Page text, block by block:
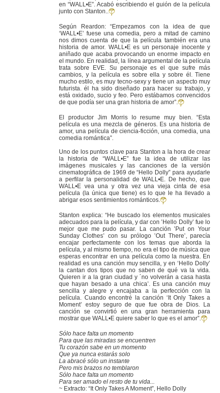
en “WALL•E”. Acabó escribiendo el guión de la película
junto con Stanton..
Según Reardon: “Empezamos con la idea de que
‘WALL•E’ fuese una comedia, pero a mitad de camino
nos dimos cuenta de que la película también era una
historia de amor. WALL•E es un personaje inocente y
aniñado que acaba provocando un enorme impacto en
el mundo. En realidad, la línea argumental de la película
trata sobre EVE. Su personaje es el que sufre más
cambios, y la película es sobre ella y sobre él. Tiene
mucho estilo, es muy tecno-sexy y tiene un aspecto muy
futurista. él ha sido diseñado para hacer su trabajo, y
está oxidado, sucio y feo. Pero estábamos convencidos
de que podía ser una gran historia de amor”.
El productor Jim Morris lo resume muy bien. “Esta
película es una mezcla de géneros. Es una historia de
amor, una película de ciencia-ficción, una comedia, una
comedia romántica”.
Uno de los puntos clave para Stanton a la hora de crear
la historia de “WALL•E” fue la idea de utilizar las
imágenes musicales y las canciones de la versión
cinematográfica de 1969 de “Hello Dolly” para ayudarle
a perfilar la personalidad de WALL•E. De hecho, que
WALL•E vea una y otra vez una vieja cinta de esa
película (la única que tiene) es lo que le ha llevado a
abrigar esos sentimientos románticos.
Stanton explica: “He buscado los elementos musicales
adecuados para la película, y dar con ’Hello Dolly’ fue lo
mejor que me pudo pasar. La canción ’Put on Your
Sunday Clothes’ con su prólogo ’Out There’, parecía
encajar perfectamente con los temas que aborda la
película, y al mismo tiempo, no era el tipo de música que
esperas encontrar en una película como la nuestra. En
realidad es una canción muy sencilla, y en ‘Hello Dolly’
la cantan dos tipos que no saben de qué va la vida.
Quieren ir a la gran ciudad y ´no volverán a casa hasta
que hayan besado a una chica’. Es una canción muy
sencilla y alegre y encajaba a la perfección con la
película. Cuando encontré la canción ‘It Only Takes a
Moment’ estoy seguro de que fue obra de Dios. La
canción se convirtió en una gran herramienta para
mostrar que WALL•E quiere saber lo que es el amor”.
Sólo hace falta un momento
Para que las miradas se encuentren
Tu corazón sabe en un momento
Que ya nunca estarás solo
La abracé sólo un instante
Pero mis brazos no temblaron
Sólo hace falta un momento
Para ser amado el resto de tu vida...
~ Extracto: “It Only Takes A Moment”, Hello Dolly